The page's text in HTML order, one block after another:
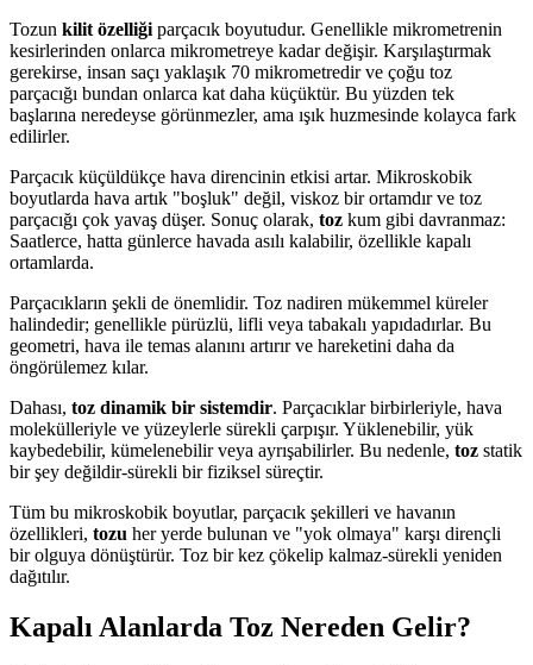
Tozun kilit özelliği parçacık boyutudur. Genellikle mikrometrenin
kesirlerinden onlarca mikrometreye kadar değişir. Karşılaştırmak
gerekirse, insan saçı yaklaşık 70 mikrometredir ve çoğu toz
parçacığı bundan onlarca kat daha küçüktür. Bu yüzden tek
başlarına neredeyse görünmezler, ama ışık huzmesinde kolayca fark
edilirler.
Parçacık küçüldükçe hava direncinin etkisi artar. Mikroskobik
boyutlarda hava artık "boşluk" değil, viskoz bir ortamdır ve toz
parçacığı çok yavaş düşer. Sonuç olarak, toz kum gibi davranmaz:
Saatlerce, hatta günlerce havada asılı kalabilir, özellikle kapalı
ortamlarda.
Parçacıkların şekli de önemlidir. Toz nadiren mükemmel küreler
halindedir; genellikle pürüzlü, lifli veya tabakalı yapıdadırlar. Bu
geometri, hava ile temas alanını artırır ve hareketini daha da
öngörülemez kılar.
Dahası, toz dinamik bir sistemdir. Parçacıklar birbirleriyle, hava
molekülleriyle ve yüzeylerle sürekli çarpışır. Yüklenebilir, yük
kaybedebilir, kümelenebilir veya ayrışabilirler. Bu nedenle, toz statik
bir şey değildir-sürekli bir fiziksel süreçtir.
Tüm bu mikroskobik boyutlar, parçacık şekilleri ve havanın
özellikleri, tozu her yerde bulunan ve "yok olmaya" karşı dirençli
bir olguya dönüştürür. Toz bir kez çökelip kalmaz-sürekli yeniden
dağıtılır.
Kapalı Alanlarda Toz Nereden Gelir?